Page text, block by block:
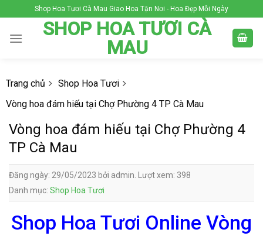
to
content
Shop Hoa Tươi Cà Mau Giao Hoa Tận Nơi - Hoa Đẹp Mỗi Ngày
SHOP HOA TƯƠI CÀ
MAU
Trang chủ
Shop Hoa Tươi
Vòng hoa đám hiếu tại Chợ Phường 4 TP Cà Mau
Vòng hoa đám hiếu tại Chợ Phường 4
TP Cà Mau
Đăng ngày: 29/05/2023 bởi admin. Lượt xem: 398
Danh mục: Shop Hoa Tươi
Shop Hoa Tươi Online Vòng